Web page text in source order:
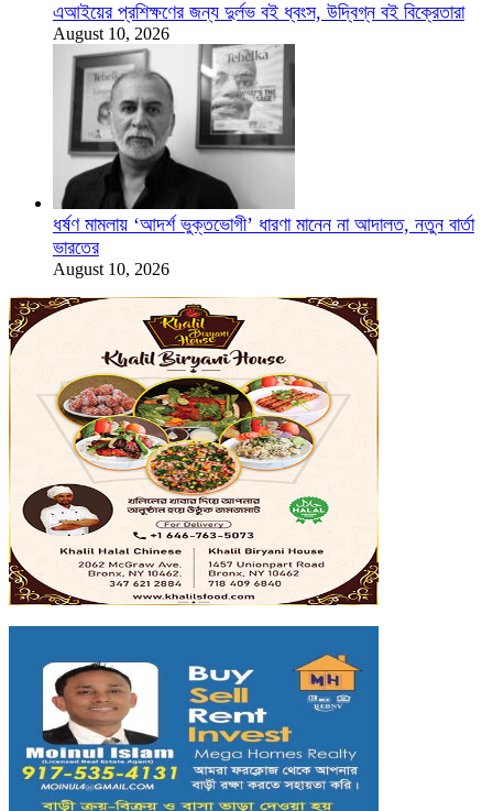
এআইয়ের প্রশিক্ষণের জন্য দুর্লভ বই ধ্বংস, উদ্বিগ্ন বই বিক্রেতারা
August 10, 2026
ধর্ষণ মামলায় ‘আদর্শ ভুক্তভোগী’ ধারণা মানেন না আদালত, নতুন বার্তা
ভারতের
August 10, 2026